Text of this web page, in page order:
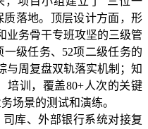
落地。顶层设计方面，形
业务骨干专班攻坚的三级管
级任务、52项二级任务的
与周复盘双轨落实机制；知
培训，覆盖80+人次的关键
场景的测试和演练。
库、外部银行系统对接复